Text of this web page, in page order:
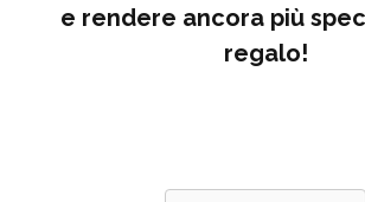
e rendere ancora più
regalo!